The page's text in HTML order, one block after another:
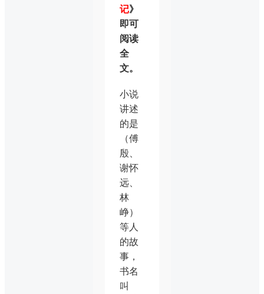
记》
即可
阅读
全
文。
小说
讲述
的是
（傅
殷、
谢怀
远、
林
峥）
等人
的故
事，
书名
叫